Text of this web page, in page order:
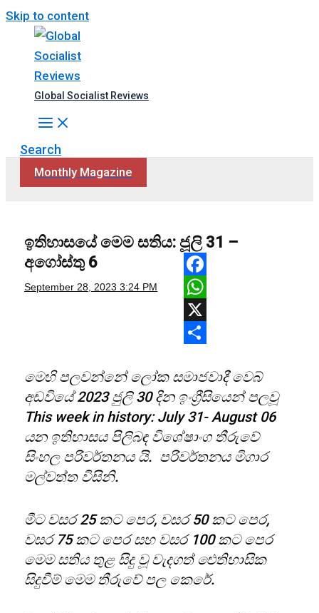
Skip to content
Global Socialist Reviews
Search
Monthly Magazine
ඉතිහාසයේ මෙම සතිය: ජූලි 31 –
අගෝස්තු 6
September 28, 2023 3:24 PM
Facebook
WhatsApp
X
මෙහි පලවන්නේ ලෝක සමාජවාදී වෙබ්
අඩවියේ 2023 ජුලි 30 දින ඉංග්‍රීසියෙන් පලවූ
This week in history: July 31- August 06
යන ඉතිහාසය පිලිබඳ විශේෂාංග තීරුවේ
සිංහල පරිවර්තනය යි. පරිවර්තනය මිගාර
මල්වත්ත විසිනි.
මීට වසර 25 කට පෙර, වසර 50 කට පෙර,
වසර 75 කට පෙර සහ වසර 100 කට පෙර
මෙම සතිය තුළ සිදු වූ වැදගත් ඓතිහාසික
සිදුවීම් මෙම තීරුවේ පල කෙරේ.